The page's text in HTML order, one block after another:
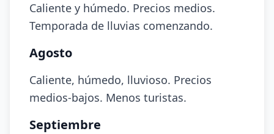
Caliente y húmedo. Precios medios.
Temporada de lluvias comenzando.
Agosto
Caliente, húmedo, lluvioso. Precios
medios-bajos. Menos turistas.
Septiembre